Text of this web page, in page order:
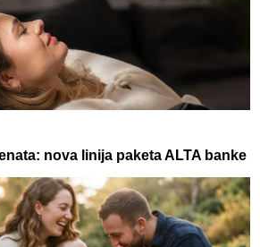
nova linija paketa ALTA banke